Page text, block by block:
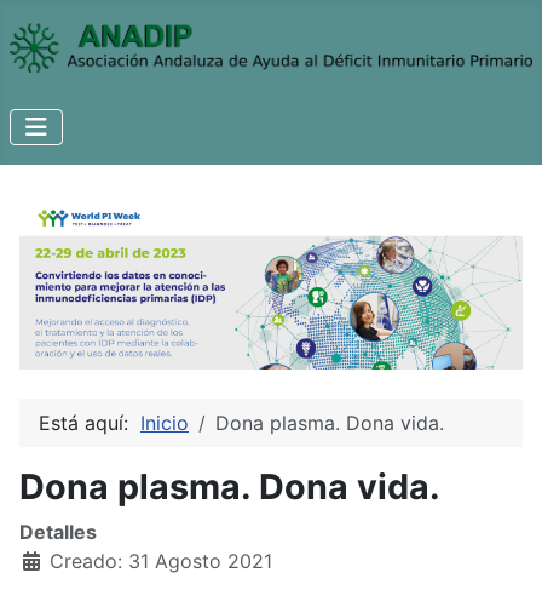
Está aquí: Inicio Dona plasma. Dona vida.
Dona plasma. Dona vida.
Detalles
Creado: 31 Agosto 2021